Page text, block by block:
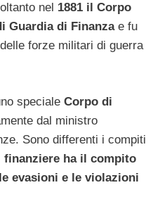
nel 1881 il Corpo
Guardia di Finanzae fu
forze militari di guerra
speciale Corpo di
dal ministro
Sono differenti i compiti
finanziere ha il compito
evasioni e le violazioni